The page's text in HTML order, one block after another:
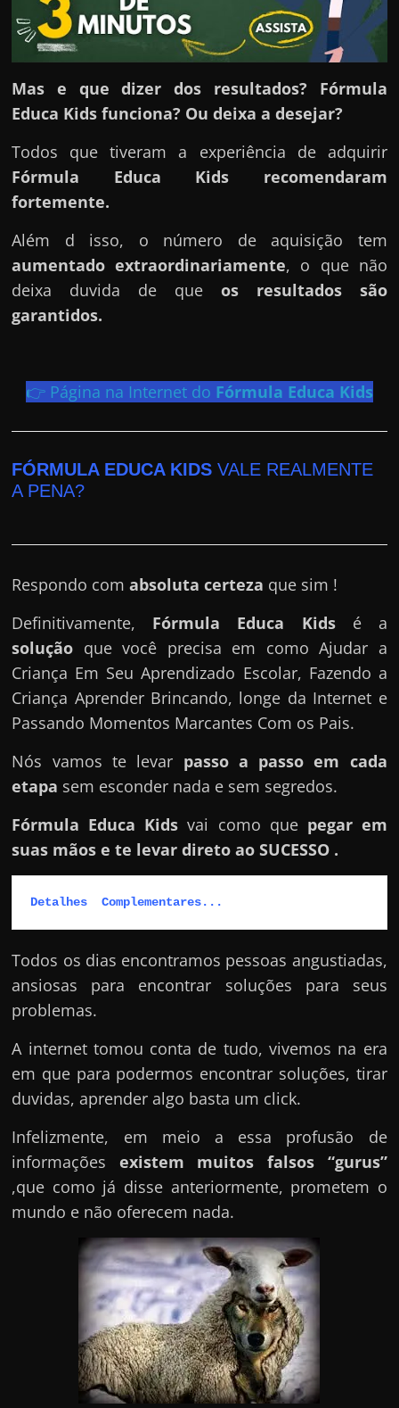
a
h
e
i
o
n
a
i
r
e
t
M
a
c
o
m
o
?
🤔
Mas e que dizer dos resultados? Fórmula
Educa Kids funciona? Ou deixa a desejar?
Todos que tiveram a experiência de adquirir
Fórmula Educa Kids recomendaram
fortemente.
Além d isso, o número de aquisição tem
aumentado extraordinariamente, o que não
deixa duvida de que os resultados são
garantidos.
👉 Página na Internet do Fórmula Educa Kids
FÓRMULA EDUCA KIDS VALE REALMENTE
A PENA?
Respondo comabsoluta certeza que sim !
Definitivamente, Fórmula Educa Kidsé a
solução que você precisa em como Ajudar a
Criança Em Seu Aprendizado Escolar, Fazendo a
Criança Aprender Brincando, longe da Internet e
Passando Momentos Marcantes Com os Pais.
Nós vamos te levar passo a passo em cada
etapa sem esconder nada e sem segredos.
Fórmula Educa Kids vai como que pegar em
suas mãos e te levar direto ao SUCESSO .
Detalhes  Complementares...
Todos os dias encontramos pessoas angustiadas,
ansiosas para encontrar soluções para seus
problemas.
A internet tomou conta de tudo, vivemos na era
em que para podermos encontrar soluções, tirar
duvidas, aprender algo basta um click.
Infelizmente, em meio a essa profusão de
informações existem muitos falsos “gurus”
,que como já disse anteriormente, prometem o
mundo e não oferecem nada.